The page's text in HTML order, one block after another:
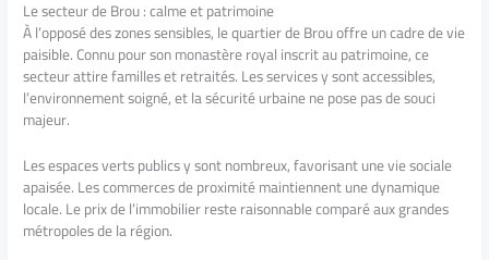
Le secteur de Brou : calme et patrimoine
À l’opposé des zones sensibles, le quartier de Brou offre un cadre de vie
paisible. Connu pour son monastère royal inscrit au patrimoine, ce
secteur attire familles et retraités. Les services y sont accessibles,
l’environnement soigné, et la sécurité urbaine ne pose pas de souci
majeur.
Les espaces verts publics y sont nombreux, favorisant une vie sociale
apaisée. Les commerces de proximité maintiennent une dynamique
locale. Le prix de l’immobilier reste raisonnable comparé aux grandes
métropoles de la région.